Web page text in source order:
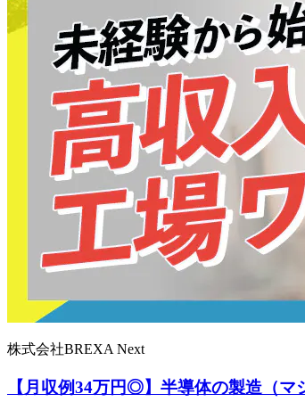
株式会社BREXA Next
【月収例34万円◎】半導体の製造（